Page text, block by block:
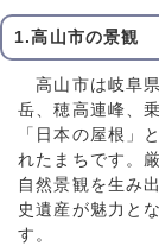
1.高山市の景観
高山市は岐阜
岳、穂高連峰、
「日本の屋根」
れたまちです。
自然景観を生み
史遺産が魅力と
す。